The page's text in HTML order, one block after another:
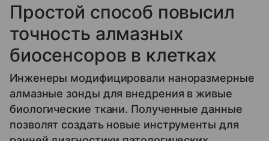
Простой способ повысил
точность алмазных
биосенсоров в клетках
Инженеры модифицировали наноразмерные
алмазные зонды для внедрения в живые
биологические ткани. Полученные данные
позволят создать новые инструменты для